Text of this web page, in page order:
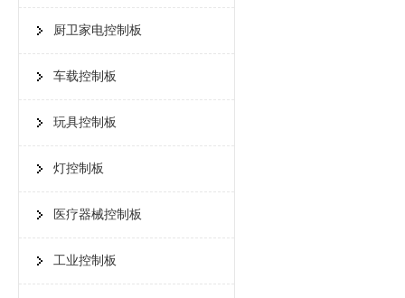
厨卫家电控制板
车载控制板
玩具控制板
灯控制板
医疗器械控制板
工业控制板